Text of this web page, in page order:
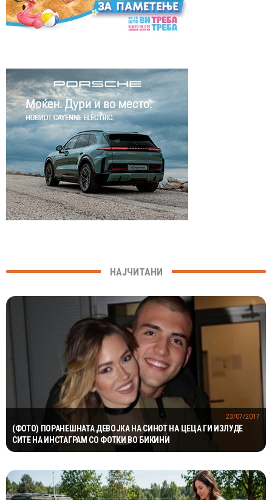
НАЈЧИТАНИ
(ФОТО) ПОРАНЕШНАТА ДЕВОЈКА НА СИНОТ НА ЦЕЦА ГИ ИЗЛУДЕ
СИТЕ НА ИНСТАГРАМ СО ФОТКИ ВО БИКИНИ
23/07/2017